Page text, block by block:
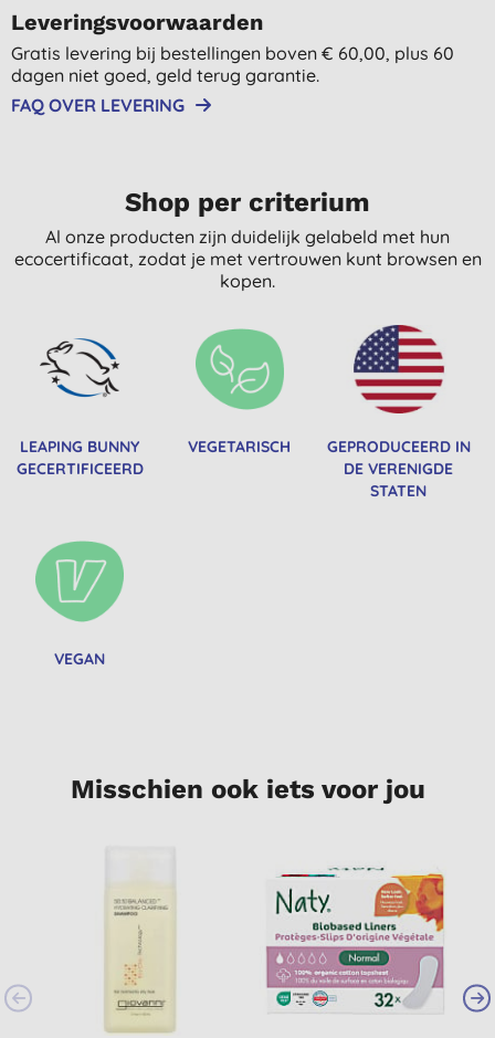
Leveringsvoorwaarden
Gratis levering bij bestellingen boven € 60,00, plus 60
dagen niet goed, geld terug garantie.
FAQ OVER LEVERING
Shop per criterium
Al onze producten zijn duidelijk gelabeld met hun
ecocertificaat, zodat je met vertrouwen kunt browsen en
kopen.
LEAPING BUNNY
GECERTIFICEERD
VEGETARISCH
GEPRODUCEERD IN
DE VERENIGDE
STATEN
VEGAN
Misschien ook iets voor jou